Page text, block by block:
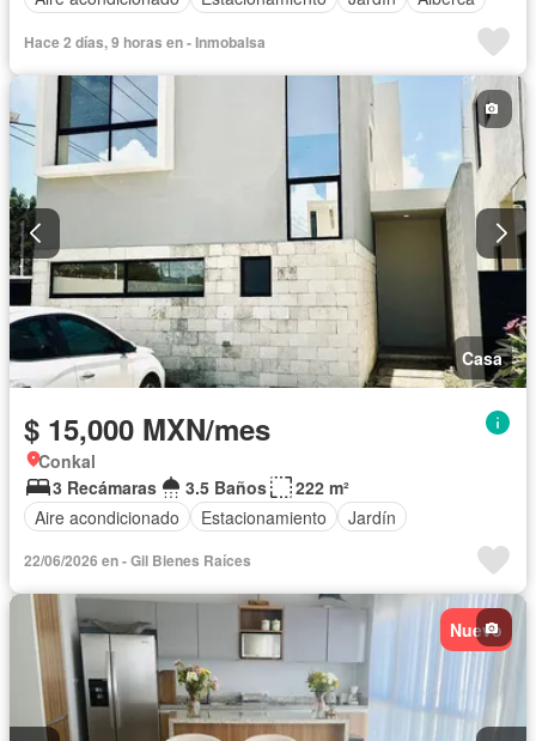
Hace 2 días, 9 horas en - Inmobalsa
Casa
$ 15,000 MXN/mes
Conkal
3 Recámaras
3.5 Baños
222 m²
Aire acondicionado
Estacionamiento Jardín
22/06/2026 en - Gil Bienes Raíces
Nuevo